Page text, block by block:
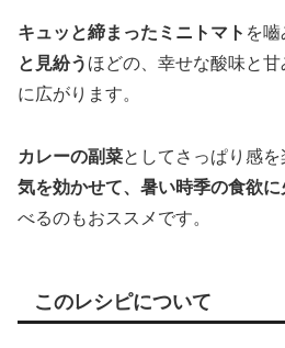
キュッと締まったミニトマト を嚙
と見紛う ほどの、幸せな酸味と
に広がります。
カレーの副菜としてさっぱり感を
気を効かせて、暑い時季の食欲
べるのもおススメです。
このレシピについて